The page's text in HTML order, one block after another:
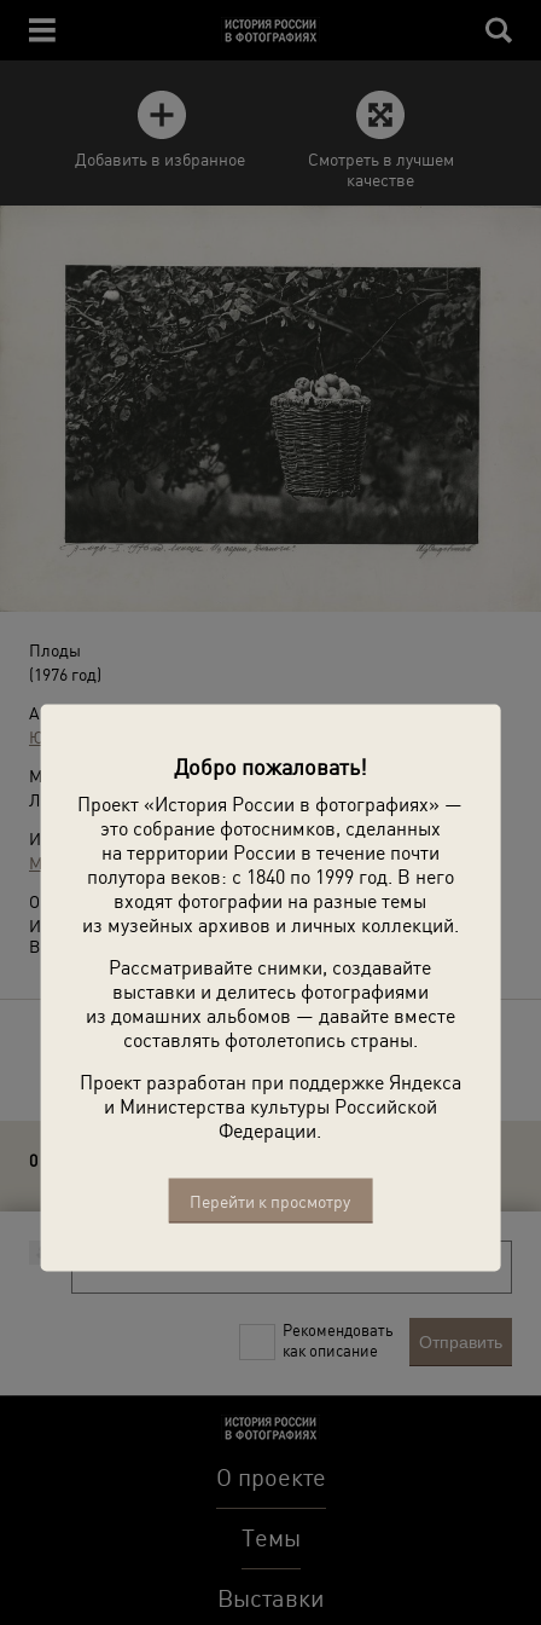
Добро пожаловать!
Проект «История России в фотографиях» —
это собрание фотоснимков, сделанных
на территории России в течение почти
полутора веков: с 1840 по 1999 год. В него
входят фотографии на разные темы
из музейных архивов и личных коллекций.
Рассматривайте снимки, создавайте
выставки и делитесь фотографиями
из домашних альбомов — давайте вместе
составлять фотолетопись страны.
Проект разработан при поддержке Яндекса
и Министерства культуры Российской
Федерации.
Перейти к просмотру
Добавить в избранное
Смотреть в лучшем
качестве
Плоды
(1976 год)
Автор:
Юрий Садовников
Место съемки:
Липецкая обл.
Источники:
МАММ / МДФ
О фотографии:
Из серии «Диалоги».
Выставка
Расскажите друзьям об этом фото
0 комментариев
Рекомендовать
как описание
Отправить
О проекте
Темы
Выставки